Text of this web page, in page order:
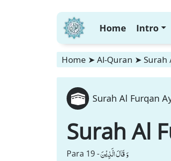
Home Intro
Home ➤ Al-Quran ➤ Surah
Surah Al Furqan
Surah Al
Para 19 -وَ قَالَ الَّذِیْنَ